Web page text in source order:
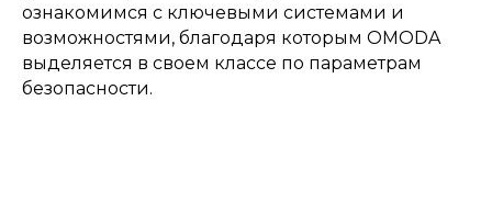
ознакомимся с ключевыми системами и
возможностями, благодаря которым OMODA
выделяется в своем классе по параметрам
безопасности.